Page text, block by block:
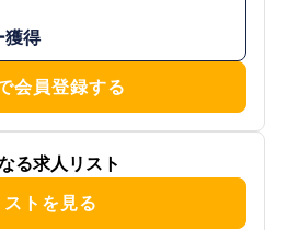
獲得
会員登録する
る求人リスト
ストを見る